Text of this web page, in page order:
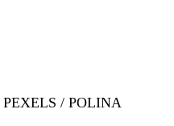
/ POLINA